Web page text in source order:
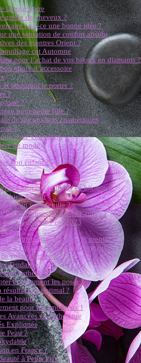
la rose noire
greffe de cheveux ?
: est-ce une bonne idée ?
une sensation de confort absolu
des montres Orient ?
cet Automne
pour l’achat de vos bijoux en diamants ?
choix d’accessoire
et pourquoi le porter ?
?
?
pour petite fille ?
de ses produits cosmétiques
?
pour votre look
de mode
son enfant ?
naturelles utilisées en bijouterie
bien dormir
qu’un portefeuille ?
les meilleures offres de l’année !
printemps-été 2023
votre bien-être physique et mental
à l’élégance et au raffinement
volume russe ?
Tendance
Esthétique
et comment les poser ?
résultat très optimal ?
la beauté
pour les amoureux !
Avancées en Esthétique
Expliqués
Peau ?
en France ?
à Petits Prix